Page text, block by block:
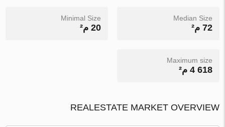
Median Size
72 م²
Minimal Size
20 م²
Maximum size
4 618 م²
REALESTATE MARKET OVERVIEW